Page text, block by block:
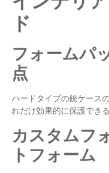
ド
フォームパ
点
ハードタイプの銃ケース
れだけ効果的に保護でき
カスタムフ
トフォーム